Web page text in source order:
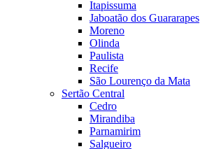
Itapissuma
Jaboatão dos Guararapes
Moreno
Olinda
Paulista
Recife
São Lourenço da Mata
Sertão Central
Cedro
Mirandiba
Parnamirim
Salgueiro